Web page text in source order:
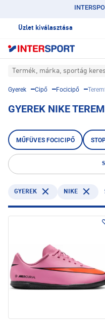
Üzlet kiválasztása
Termék, márka, sportág
Gyerek Cipő Focicipő
GYEREK NIKE
MŰFÜVES FOCICIPŐ
GYEREK NIKE